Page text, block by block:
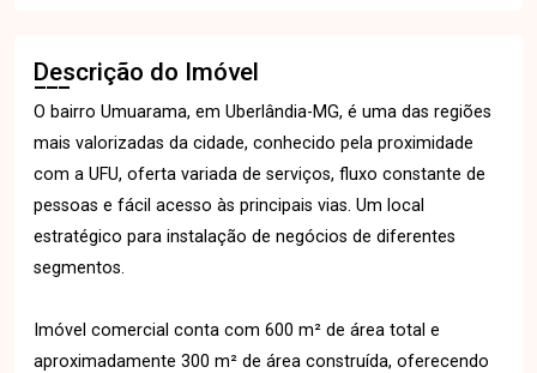
Descrição do Imóvel
O bairro Umuarama, em Uberlândia-MG, é uma das regiões
mais valorizadas da cidade, conhecido pela proximidade
com a UFU, oferta variada de serviços, fluxo constante de
pessoas e fácil acesso às principais vias. Um local
estratégico para instalação de negócios de diferentes
segmentos.
Imóvel comercial conta com 600 m² de área total e
aproximadamente 300 m² de área construída, oferecendo